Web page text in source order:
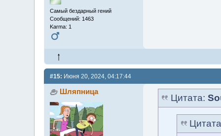
Самый бездарный гений
Сообщений: 1463
Karma: 1
#15: Июня 20, 2024, 04:17:44
Шляпница
Цитата: